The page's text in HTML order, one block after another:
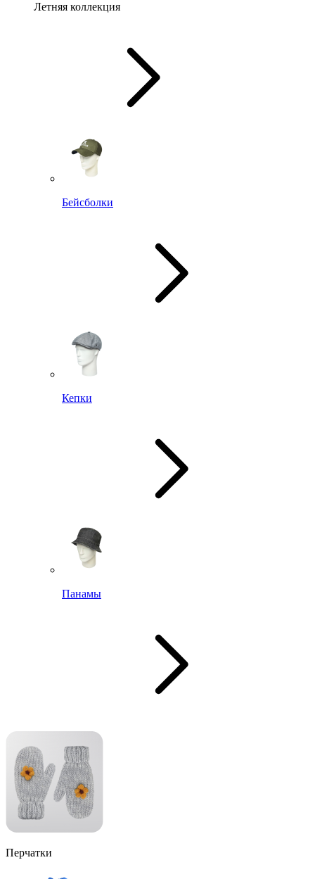
Летняя коллекция
Бейсболки
Кепки
Панамы
Перчатки